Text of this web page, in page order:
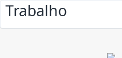
Trabalho